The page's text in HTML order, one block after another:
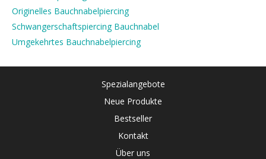
Originelles Bauchnabelpiercing
Schwangerschaftspiercing Bauchnabel
Umgekehrtes Bauchnabelpiercing
Spezialangebote
Neue Produkte
Bestseller
Kontakt
Über uns